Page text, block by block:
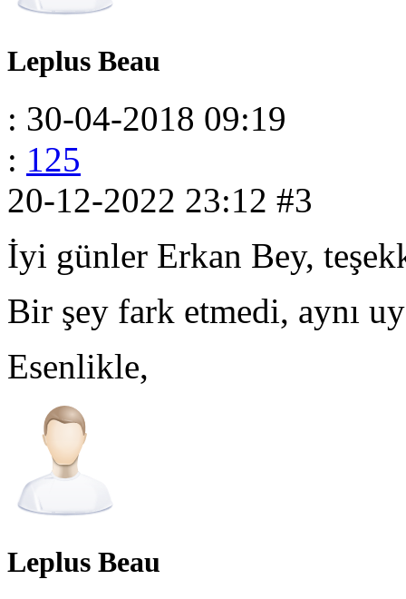
Leplus Beau
: 30-04-2018 09:19
: 125
20-12-2022 23:12 #3
İyi günler Erkan Bey,
Bir şey fark etmedi, aynı
Esenlikle,
Leplus Beau